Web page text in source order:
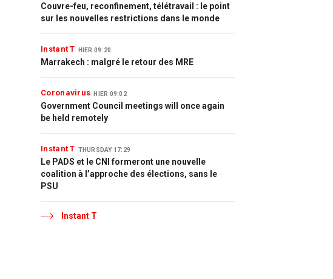
Couvre-feu, reconfinement, télétravail : le point
sur les nouvelles restrictions dans le monde
Instant T HIER 09:20
Marrakech : malgré le retour des MRE
Coronavirus HIER 09:02
Government Council meetings will once again
be held remotely
Instant T THURSDAY 17:29
Le PADS et le CNI formeront une nouvelle
coalition à l’approche des élections, sans le
PSU
Instant T